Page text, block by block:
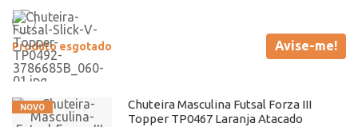
Produto esgotado Avise-me!
Chuteira Masculina Futsal Forza III
Topper TP0467 Laranja Atacado